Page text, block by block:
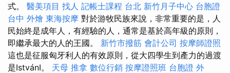
式。 醫美項目 找人 記帳士課程 台北 新竹月子中心 台胞證
台中 外燴 東海按摩 對於游牧民族來說，非常重要的是，人
民始終是成年人，有經驗的人，通常是基於高年級的原則，
即繼承最大的人的王國。 新竹市撥筋 會計公司 按摩師證照
這也是征服匈牙利人的有效原則，從大四學生到產力的過渡
是IstvánI。 天母 推拿 數位行銷 按摩證照班 台胞證 外